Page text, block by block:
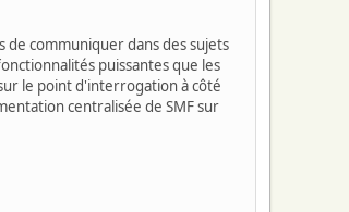
communiquer dans des sujets
puissantes que les
le point d'interrogation à côté
centralisée de SMF sur